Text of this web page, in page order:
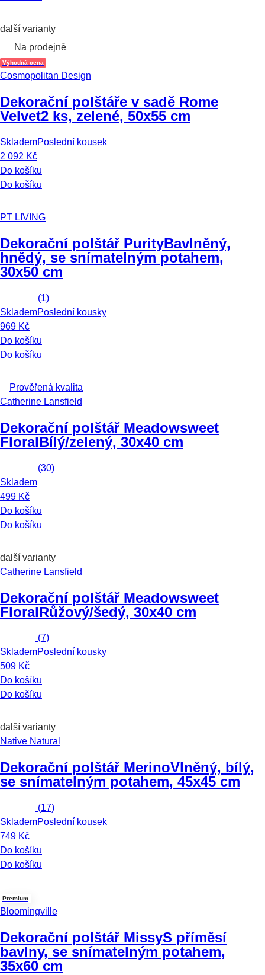
další varianty
Na prodejně
Výhodná cena
Cosmopolitan Design
Dekorační polštáře v sadě Rome
Velvet2 ks, zelené, 50x55 cm
SklademPoslední kousek
2 092 Kč
Do košíku
Do košíku
PT LIVING
Dekorační polštář PurityBavlněný,
hnědý, se snímatelným potahem,
30x50 cm
(1)
SklademPoslední kousky
969 Kč
Do košíku
Do košíku
Prověřená kvalita
Catherine Lansfield
Dekorační polštář Meadowsweet
FloralBílý/zelený, 30x40 cm
(30)
Skladem
499 Kč
Do košíku
Do košíku
další varianty
Catherine Lansfield
Dekorační polštář Meadowsweet
FloralRůžový/šedý, 30x40 cm
(7)
SklademPoslední kousky
509 Kč
Do košíku
Do košíku
další varianty
Native Natural
Dekorační polštář MerinoVlněný, bílý,
se snímatelným potahem, 45x45 cm
(17)
SklademPoslední kousek
749 Kč
Do košíku
Do košíku
Premium
Bloomingville
Dekorační polštář MissyS příměsí
bavlny, se snímatelným potahem,
35x60 cm